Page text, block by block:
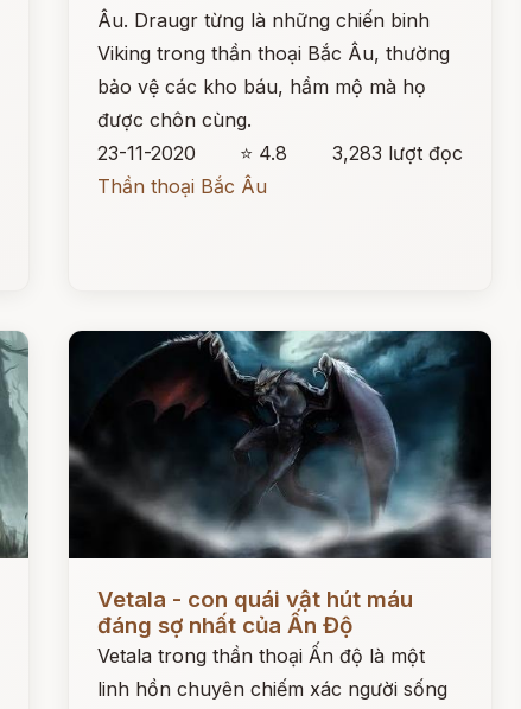
Âu. Draugr từng là những chiến binh
Viking trong thần thoại Bắc Âu, thường
bảo vệ các kho báu, hầm mộ mà họ
được chôn cùng.
23-11-2020
⭐ 4.8
3,283 lượt đọc
Thần thoại Bắc Âu
Vetala - con quái vật hút máu
đáng sợ nhất của Ấn Độ
Vetala trong thần thoại Ấn độ là một
linh hồn chuyên chiếm xác người sống